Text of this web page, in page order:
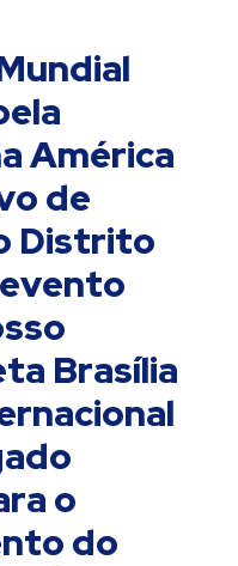
América
de
Distrito
Brasília
o
do